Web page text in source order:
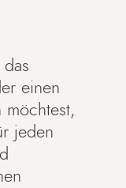
einen
möchtest,
jeden